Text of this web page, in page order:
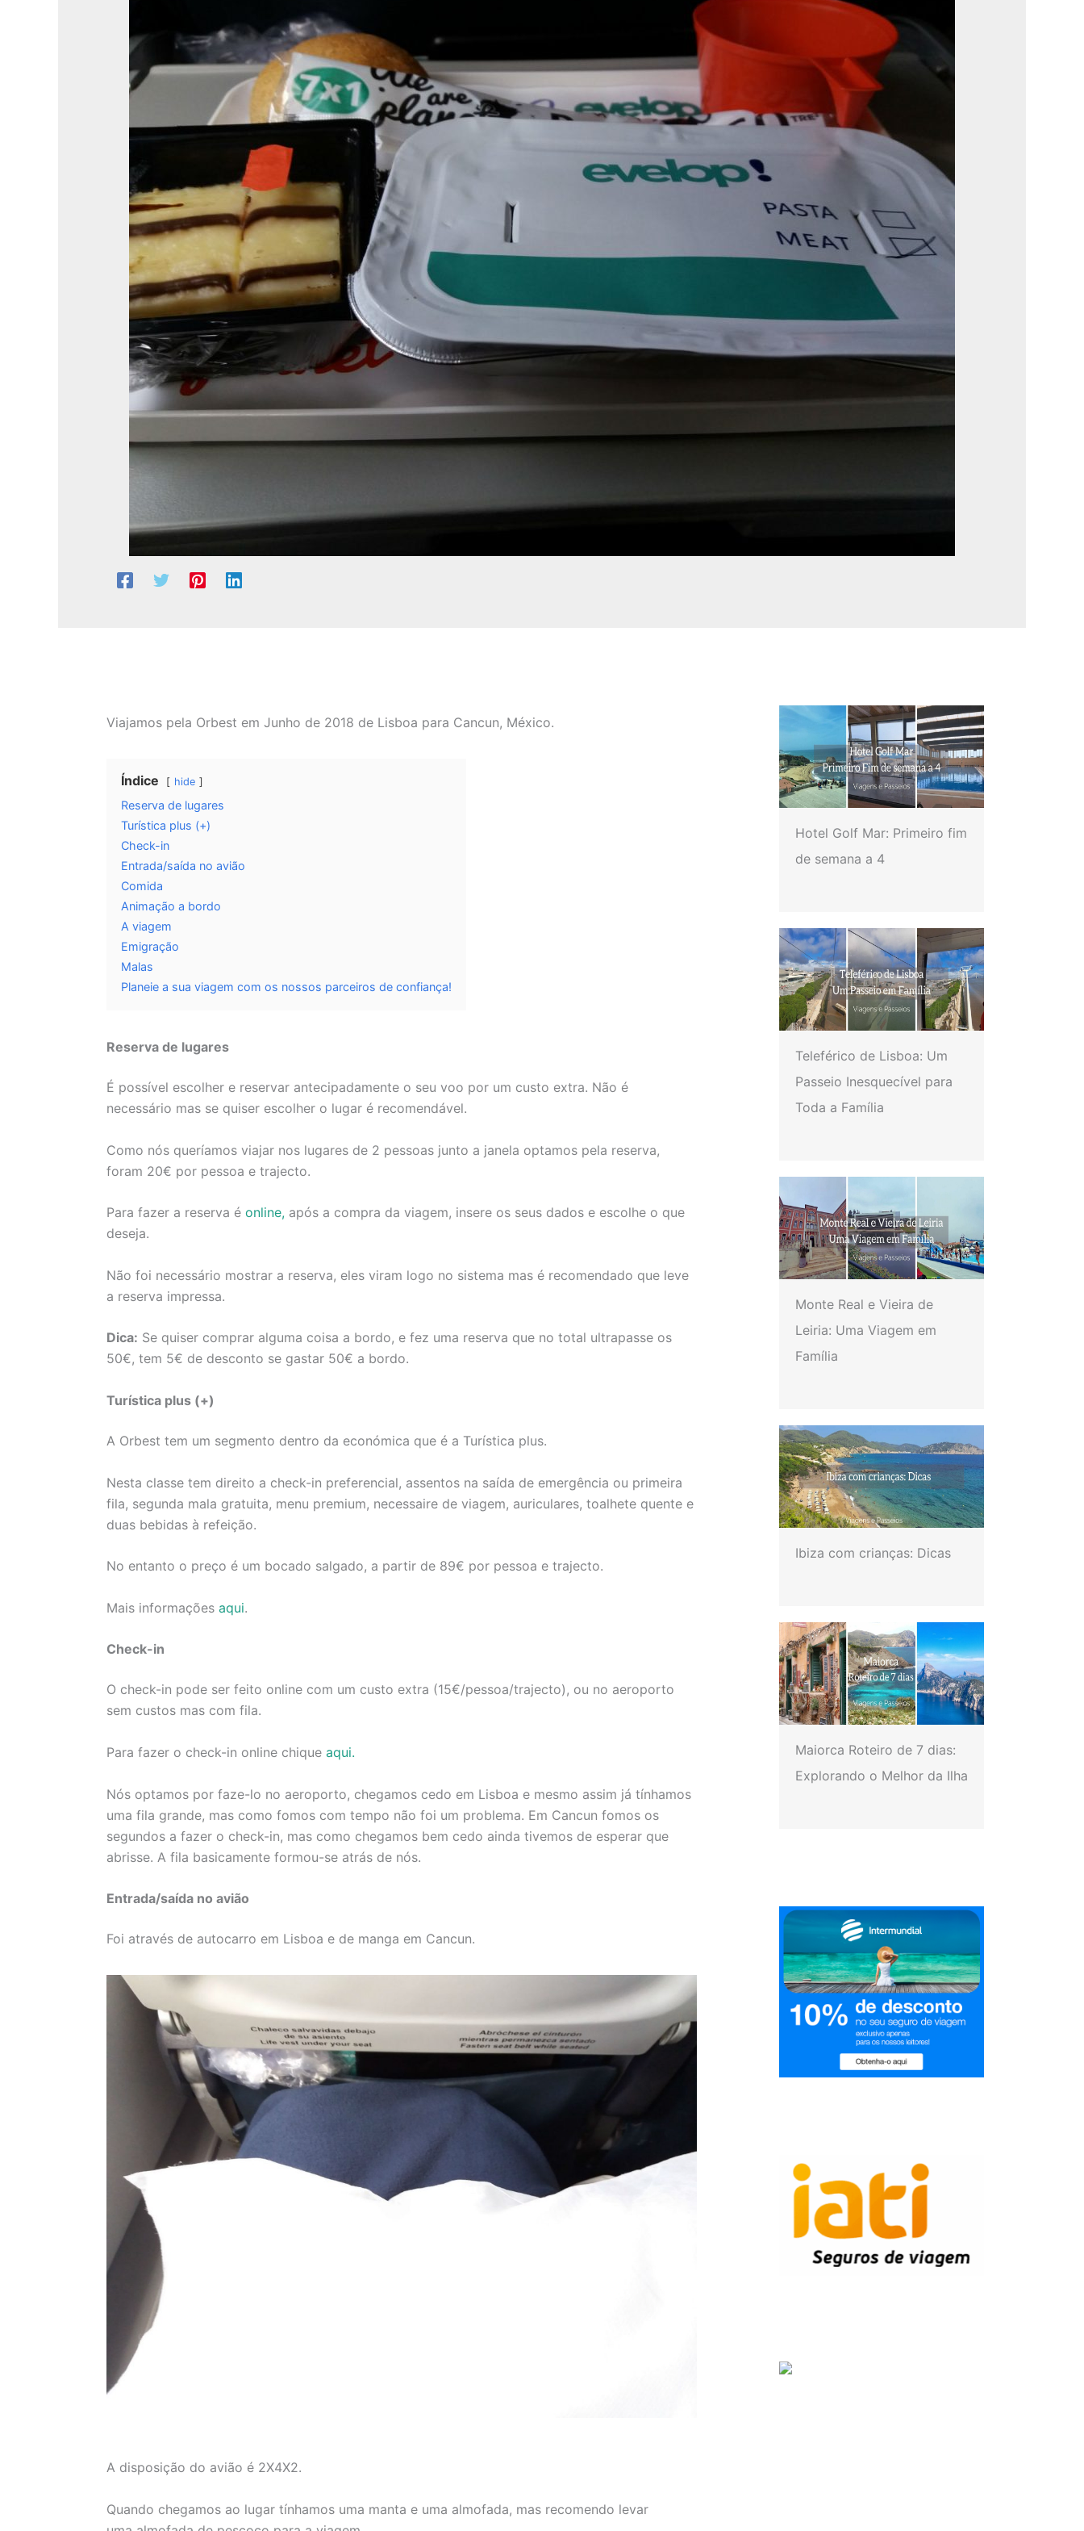
Viajamos pela Orbest em Junho de 2018 de Lisboa para Cancun, México.
Índice hide
Reserva de lugares
Turística plus (+)
Check-in
Entrada/saída no avião
Comida
Animação a bordo
A viagem
Emigração
Malas
Planeie a sua viagem com os nossos parceiros de confiança!
Reserva de lugares
É possível escolher e reservar antecipadamente o seu voo por um custo extra. Não é
necessário mas se quiser escolher o lugar é recomendável.
Como nós queríamos viajar nos lugares de 2 pessoas junto a janela optamos pela reserva,
foram 20€ por pessoa e trajecto.
Para fazer a reserva é online, após a compra da viagem, insere os seus dados e escolhe o que
deseja.
Não foi necessário mostrar a reserva, eles viram logo no sistema mas é recomendado que leve
a reserva impressa.
Dica: Se quiser comprar alguma coisa a bordo, e fez uma reserva que no total ultrapasse os
50€, tem 5€ de desconto se gastar 50€ a bordo.
Turística plus (+)
A Orbest tem um segmento dentro da económica que é a Turística plus.
Nesta classe tem direito a check-in preferencial, assentos na saída de emergência ou primeira
fila, segunda mala gratuita, menu premium, necessaire de viagem, auriculares, toalhete quente e
duas bebidas à refeição.
No entanto o preço é um bocado salgado, a partir de 89€ por pessoa e trajecto.
Mais informações aqui.
Check-in
O check-in pode ser feito online com um custo extra (15€/pessoa/trajecto), ou no aeroporto
sem custos mas com fila.
Para fazer o check-in online chique aqui.
Nós optamos por faze-lo no aeroporto, chegamos cedo em Lisboa e mesmo assim já tínhamos
uma fila grande, mas como fomos com tempo não foi um problema. Em Cancun fomos os
segundos a fazer o check-in, mas como chegamos bem cedo ainda tivemos de esperar que
abrisse. A fila basicamente formou-se atrás de nós.
Entrada/saída no avião
Foi através de autocarro em Lisboa e de manga em Cancun.
A disposição do avião é 2X4X2.
Quando chegamos ao lugar tínhamos uma manta e uma almofada, mas recomendo levar
Hotel Golf Mar: Primeiro fim
de semana a 4
Teleférico de Lisboa: Um
Passeio Inesquecível para
Toda a Família
Monte Real e Vieira de
Leiria: Uma Viagem em
Família
Ibiza com crianças: Dicas
Maiorca Roteiro de 7 dias:
Explorando o Melhor da Ilha